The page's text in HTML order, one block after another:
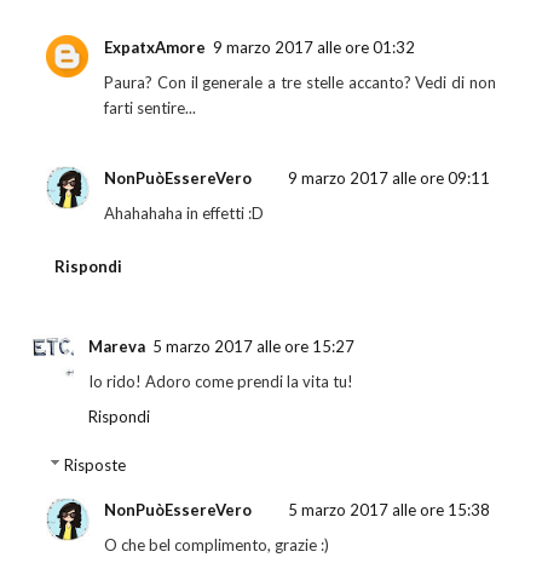
ExpatxAmore 9 marzo 2017 alle ore 01:32
Paura? Con il generale a tre stelle accanto? Vedi di non
farti sentire...
NonPuòEssereVero
9 marzo 2017 alle ore 09:11
Ahahahaha in effetti :D
Rispondi
Mareva 5 marzo 2017 alle ore 15:27
Io rido! Adoro come prendi la vita tu!
Rispondi
Risposte
NonPuòEssereVero
5 marzo 2017 alle ore 15:38
O che bel complimento, grazie :)